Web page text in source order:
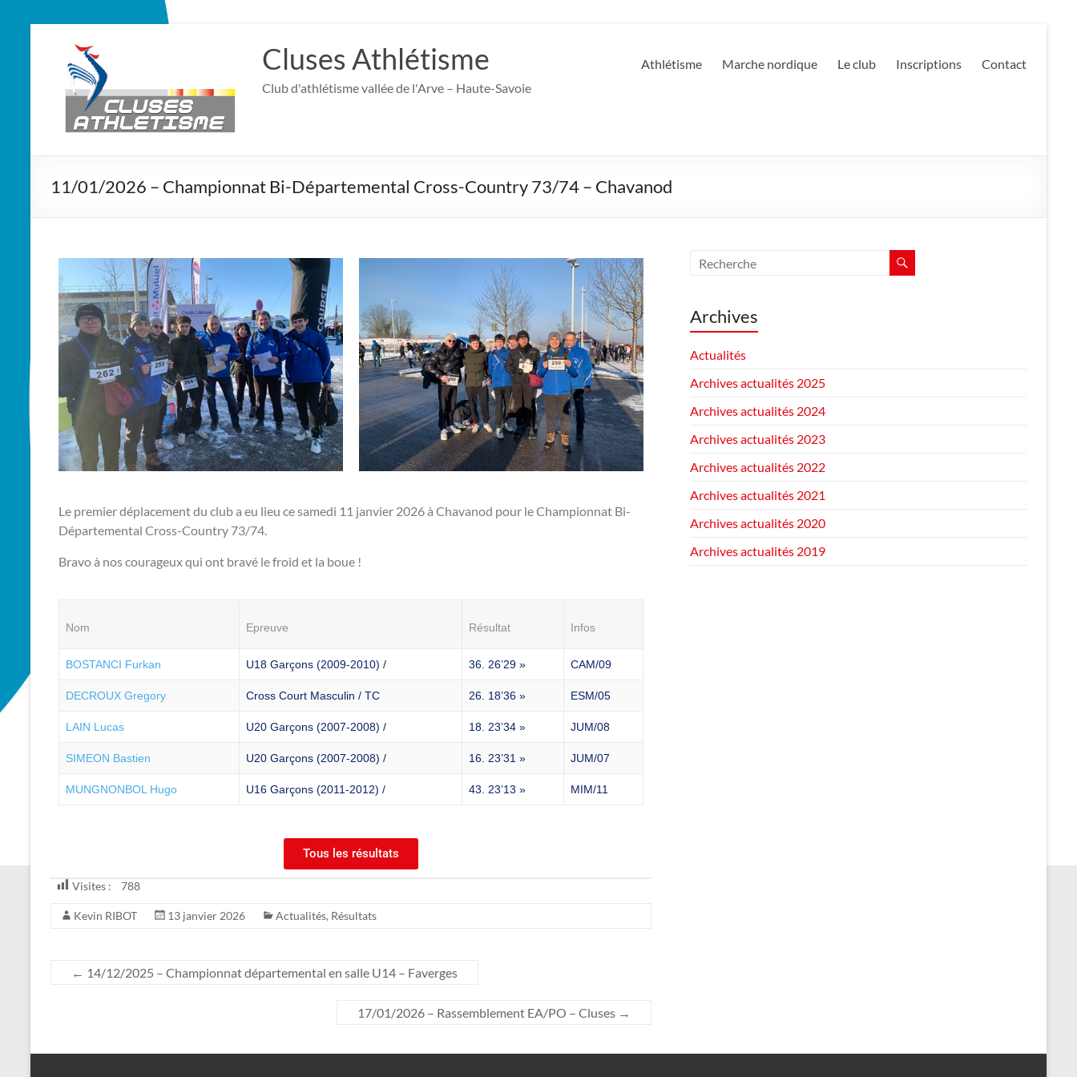
Cluses Athlétisme
Club d'athlétisme vallée de l'Arve – Haute-Savoie
Athlétisme Marche nordique Le club Inscriptions Contact
11/01/2026 – Championnat Bi-Départemental Cross-Country 73/74 – Chavanod
Le premier déplacement du club a eu lieu ce samedi 11 janvier 2026 à Chavanod pour le Championnat Bi-
Départemental Cross-Country 73/74.
Bravo à nos courageux qui ont bravé le froid et la boue !
Nom Epreuve Résultat Infos
BOSTANCI Furkan U18 Garçons (2009-2010) / 36. 26’29 » CAM/09
DECROUX Gregory Cross Court Masculin / TC 26. 18’36 » ESM/05
LAIN Lucas U20 Garçons (2007-2008) / 18. 23’34 » JUM/08
SIMEON Bastien U20 Garçons (2007-2008) / 16. 23’31 » JUM/07
MUNGNONBOL Hugo U16 Garçons (2011-2012) / 43. 23’13 » MIM/11
Tous les résultats
Visites : 788
Kevin RIBOT 13 janvier 2026 Actualités, Résultats
← 14/12/2025 – Championnat départemental en salle U14 – Faverges
17/01/2026 – Rassemblement EA/PO – Cluses →
Archives
Actualités
Archives actualités 2025
Archives actualités 2024
Archives actualités 2023
Archives actualités 2022
Archives actualités 2021
Archives actualités 2020
Archives actualités 2019